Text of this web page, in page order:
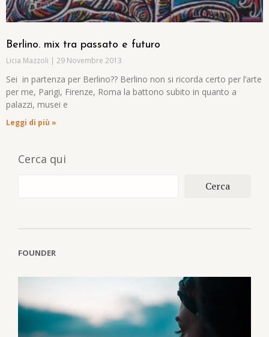
Berlino. mix tra passato e futuro
Licia Mazzoli 29 Novembre 2013
Sei in partenza per Berlino?? Berlino non si ricorda certo per l’arte
per me, Parigi, Firenze, Roma la battono subito in quanto a
palazzi, musei e
Leggi di più »
Cerca qui
Cerca
FOUNDER